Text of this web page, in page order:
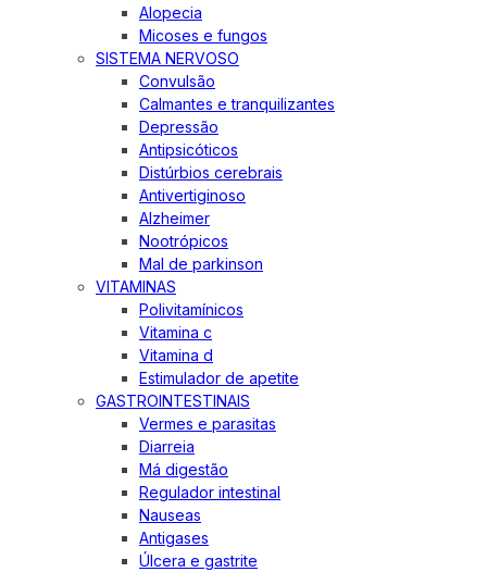
Alopecia
Micoses e fungos
SISTEMA NERVOSO
Convulsão
Calmantes e tranquilizantes
Depressão
Antipsicóticos
Distúrbios cerebrais
Antivertiginoso
Alzheimer
Nootrópicos
Mal de parkinson
VITAMINAS
Polivitamínicos
Vitamina c
Vitamina d
Estimulador de apetite
GASTROINTESTINAIS
Vermes e parasitas
Diarreia
Má digestão
Regulador intestinal
Nauseas
Antigases
Úlcera e gastrite